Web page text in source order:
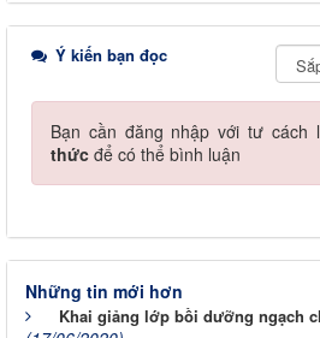
Ý kiến bạn đọc
Bạn cần đăng nhập với tư
thức để có thể bình luận
Những tin mới hơn
Khai giảng lớp bồi dưỡng ngạch